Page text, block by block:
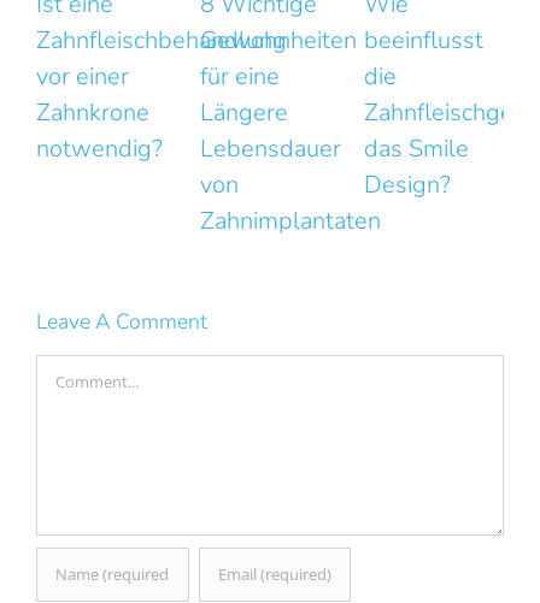
Gewohnheiten
für eine
Längere
Lebensdauer
Zahnimplantaten
beeinflusst
die
Zahnfleischgesundheit
das Smile
Design?
wirkt
unnatürlich?
Kleine
Fehler mit
großer
Wirkung
Leave A Comment
Comment